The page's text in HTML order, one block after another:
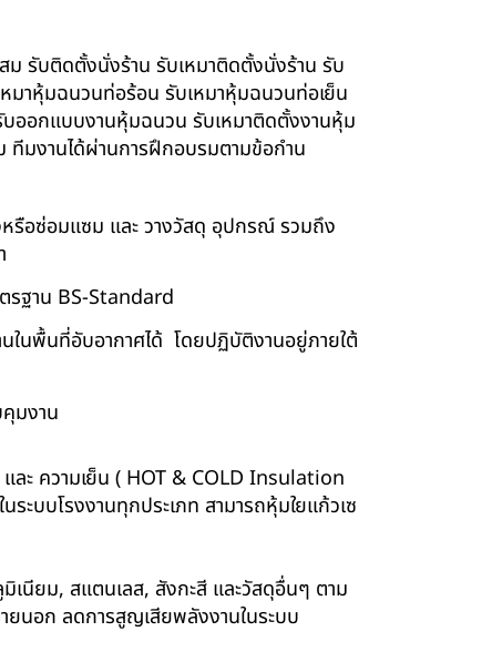
ม รับติดตั้งนั่งร้าน รับเหมาติดตั้งนั่งร้าน รับ
าหุ้มฉนวนท่อร้อน รับเหมาหุ้มฉนวนท่อเย็น
ออกแบบงานหุ้มฉนวน รับเหมาติดตั้งงานหุ้ม
มงานได้ผ่านการฝึกอบรมตามข้อกำน
หรือซ่อมแซม และ วางวัสดุ อุปกรณ์ รวมถึง
รฐาน BS-Standard
นพื้นที่อับอากาศได้ โดยปฏิบัติงานอยู่ภายใต้
มงาน
ละ ความเย็น ( HOT & COLD Insulation
บบโรงงานทุกประเภท สามารถหุ้มใยแก้วเซ
นียม, สแตนเลส, สังกะสี และวัสดุอื่นๆ ตาม
นอก ลดการสูญเสียพลังงานในระบบ